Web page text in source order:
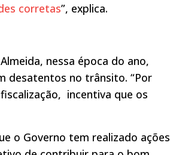
corretas”, explica.
nessa época do ano,
desatentos no trânsito. “Por
incentiva que os
o Governo tem realizado ações